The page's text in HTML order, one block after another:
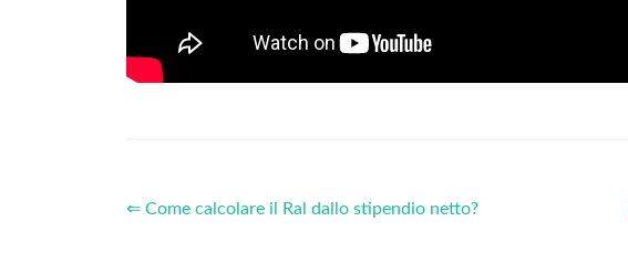
⇐ Come calcolare il Ral dallo stipendio netto?